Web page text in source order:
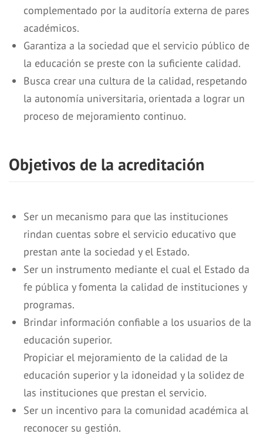
complementado por la auditoría externa de pares
académicos.
Garantiza a la sociedad que el servicio público de
la educación se preste con la suficiente calidad.
Busca crear una cultura de la calidad, respetando
la autonomía universitaria, orientada a lograr un
proceso de mejoramiento continuo.
Objetivos de la acreditación
Ser un mecanismo para que las instituciones
rindan cuentas sobre el servicio educativo que
prestan ante la sociedad y el Estado.
Ser un instrumento mediante el cual el Estado da
fe pública y fomenta la calidad de instituciones y
programas.
Brindar información confiable a los usuarios de la
educación superior.
Propiciar el mejoramiento de la calidad de la
educación superior y la idoneidad y la solidez de
las instituciones que prestan el servicio.
Ser un incentivo para la comunidad académica al
reconocer su gestión.